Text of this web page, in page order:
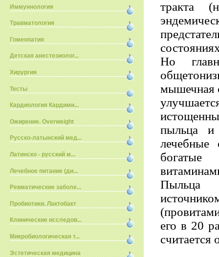
Иммуннология
Травматология
Гомеопатия
Детская анестезиолог...
Хирургия
Тесты
Кардиология Кардими...
Ожирение. Overweight
Русско-латынский мед...
Латинско - русский м...
Лечебное питание (ди...
Ревматические заболе...
Пробиотики. Лактобакт
Клинические исследов...
Микробиологическая т...
Эстетическая медицина
тракта
Но
мышечная
пыльца и
лечебные
Пыльца
его в 20
считается